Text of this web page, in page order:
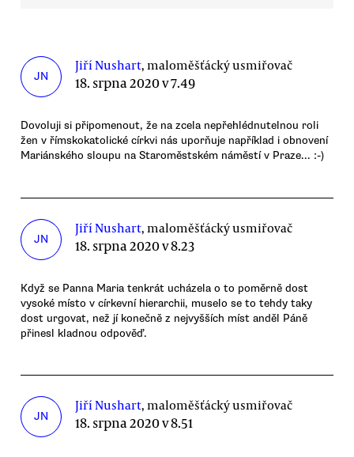
JN
Jiří Nushart, maloměšťácký usmiřovač
18. srpna 2020 v 7.49
Dovoluji si připomenout, že na zcela nepřehlédnutelnou roli
žen v římskokatolické církvi nás uporňuje například i obnovení
Mariánského sloupu na Staroměstském náměstí v Praze... :-)
JN
Jiří Nushart, maloměšťácký usmiřovač
18. srpna 2020 v 8.23
Když se Panna Maria tenkrát ucházela o to poměrně dost
vysoké místo v církevní hierarchii, muselo se to tehdy taky
dost urgovat, než jí konečně z nejvyšších míst anděl Páně
přinesl kladnou odpověď.
JN
Jiří Nushart, maloměšťácký usmiřovač
18. srpna 2020 v 8.51